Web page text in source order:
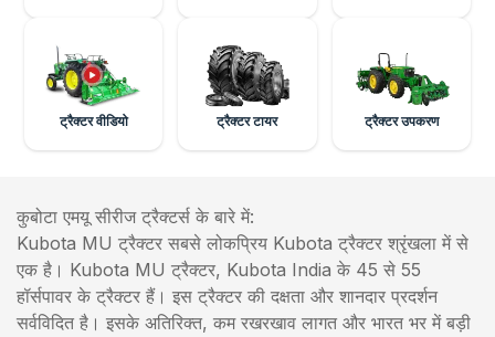
ट्रैक्टर वीडियो ट्रैक्टर टायर ट्रैक्टर उपकरण
कुबोटा एमयू सीरीज ट्रैक्टर्स के बारे में:
Kubota MU ट्रैक्टर सबसे लोकप्रिय Kubota ट्रैक्टर श्रृंखला में से
एक है। Kubota MU ट्रैक्टर, Kubota India के 45 से 55
हॉर्सपावर के ट्रैक्टर हैं। इस ट्रैक्टर की दक्षता और शानदार प्रदर्शन
सर्वविदित है। इसके अतिरिक्त, कम रखरखाव लागत और भारत भर में बड़ी